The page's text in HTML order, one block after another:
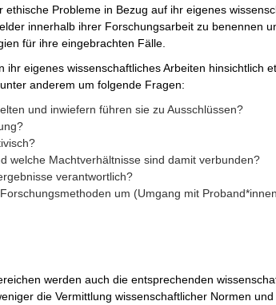
Probleme in Bezug auf ihr eigenes
innerhalb ihrer Forschungsarbeit zu benennen
für ihre eingebrachten Fälle.
ihr eigenes wissenschaftliches Arbeiten hinsichtlich
anderem um folgende Fragen:
und inwiefern führen sie zu Ausschlüssen?
welche Machtverhältnisse sind damit verbunden?
verantwortlich?
um (Umgang mit
werden auch die entsprechenden
die Vermittlung wissenschaftlicher Normen